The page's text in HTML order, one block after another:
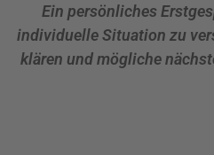
Ein persönliches
individuelle Situation zu
klären und mögliche